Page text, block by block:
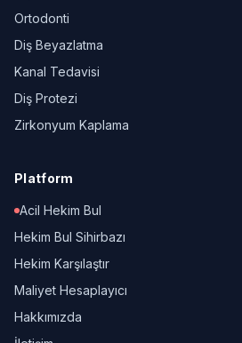
Ortodonti
Diş Beyazlatma
Kanal Tedavisi
Diş Protezi
Zirkonyum Kaplama
Platform
Acil Hekim Bul
Hekim Bul Sihirbazı
Hekim Karşılaştır
Maliyet Hesaplayıcı
Hakkımızda